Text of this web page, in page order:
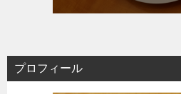
プロフィール